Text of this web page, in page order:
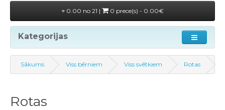
0.00 no 21 | 0 prece(s) - 0.00€
Kategorijas
Sākums Viss bērniem Viss svētkiem Rotas
Rotas